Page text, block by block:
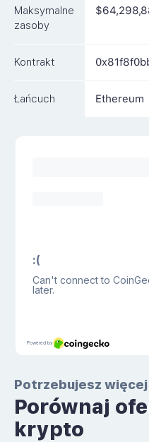
Maksymalne
zasoby
Kontrakt
Łańcuch Ethereum
Potrzebujesz
Porównaj
krypto